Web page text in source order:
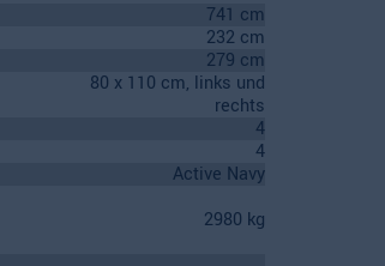
741 cm
232 cm
279 cm
80 x 110 cm, links und
rechts
4
4
Active Navy
2980 kg